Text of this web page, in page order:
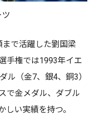
で活躍した劉国梁
手権では1993年イエ
ル（金7、銀4、銅3）
で金メダル、ダブル
い実績を持つ。